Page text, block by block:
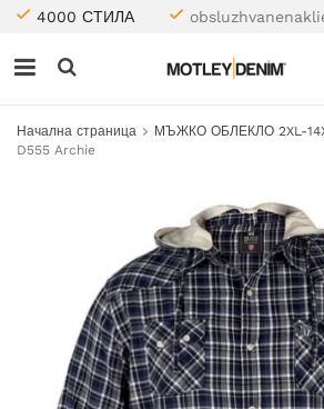
4000 СТИЛА
Начална страница МЪЖКО ОБЛЕКЛО 2XL-
D555 Archie